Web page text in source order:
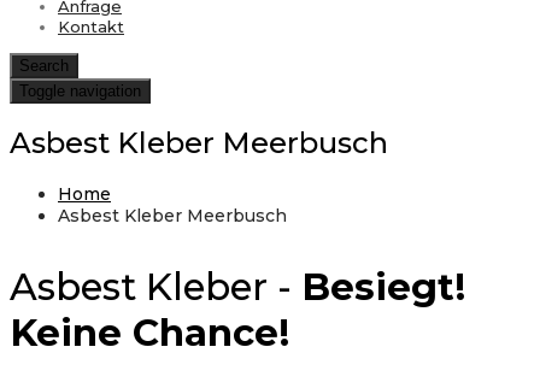
Anfrage
Kontakt
Search
Toggle navigation
Asbest Kleber Meerbusch
Home
Asbest Kleber Meerbusch
Asbest Kleber - Besiegt!
Keine Chance!